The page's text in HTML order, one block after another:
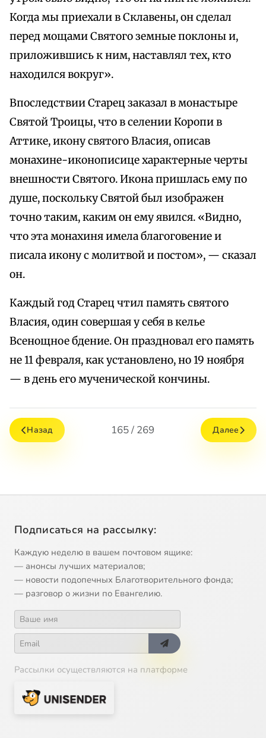
Когда мы приехали в Склавены, он сделал
перед мощами Святого земные поклоны и,
приложившись к ним, наставлял тех, кто
находился вокруг».
Впоследствии Старец заказал в монастыре
Святой Троицы, что в селении Коропи в
Аттике, икону святого Власия, описав
монахине-иконописице характерные черты
внешности Святого. Икона пришлась ему по
душе, поскольку Святой был изображен
точно таким, каким он ему явился. «Видно,
что эта монахиня имела благоговение и
писала икону с молитвой и постом», — сказал
он.
Каждый год Старец чтил память святого
Власия, один совершая у себя в келье
Всенощное бдение. Он праздновал его память
не 11 февраля, как установлено, но 19 ноября
— в день его мученической кончины.
Назад 165 / 269 Далее
Подписаться на рассылку:
Каждую неделю в вашем почтовом ящике:
— анонсы лучших материалов;
— новости подопечных Благотворительного фонда;
— разговор о жизни по Евангелию.
Рассылки осуществляются на платформе